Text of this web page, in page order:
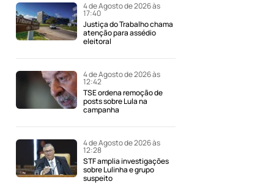
4 de Agosto de 2026 às
17:40
Justiça do Trabalho chama
atenção para assédio
eleitoral
4 de Agosto de 2026 às
12:42
TSE ordena remoção de
posts sobre Lula na
campanha
4 de Agosto de 2026 às
12:28
STF amplia investigações
sobre Lulinha e grupo
suspeito